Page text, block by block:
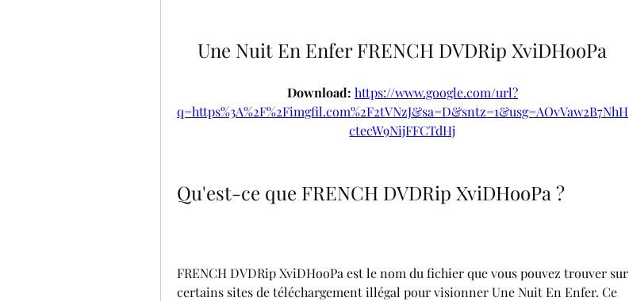
Une Nuit En Enfer FRENCH DVDRip XviDHooPa
Download: https://www.google.com/url?
q=https%3A%2F%2Fimgfil.com%2F2tVNzJ&sa=D&sntz=1&usg=AOvVaw2B7NhH
ctecW9NijFFCTdHj
Qu'est-ce que FRENCH DVDRip XviDHooPa ?
FRENCH DVDRip XviDHooPa est le nom du fichier que vous pouvez trouver sur
certains sites de téléchargement illégal pour visionner Une Nuit En Enfer. Ce